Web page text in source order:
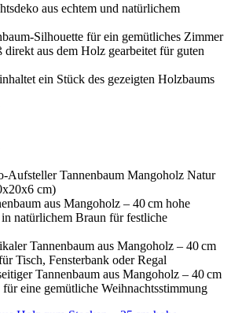
aus echtem und natürlichem
Silhouette für ein gemütliches Zimmer
direkt aus dem Holz gearbeitet für guten
ein Stück des gezeigten Holzbaums